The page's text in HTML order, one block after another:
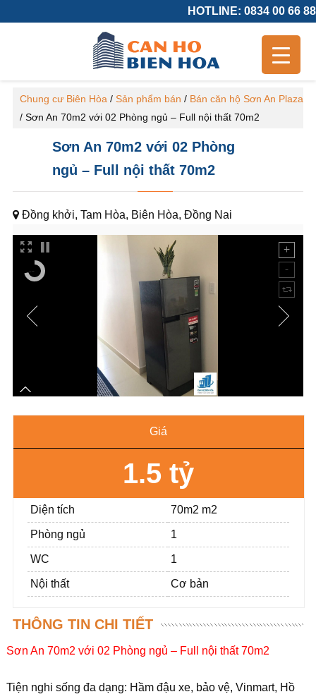
HOTLINE: 0834 00 66 88
Chung cư Biên Hòa / Sản phẩm bán / Bán căn hộ Sơn An Plaza
/ Sơn An 70m2 với 02 Phòng ngủ – Full nội thất 70m2
Sơn An 70m2 với 02 Phòng
ngủ – Full nội thất 70m2
Đồng khởi, Tam Hòa, Biên Hòa, Đồng Nai
Giá
1.5 tỷ
Diện tích 70m2 m2
Phòng ngủ 1
WC 1
Nội thất Cơ bản
THÔNG TIN CHI TIẾT
Sơn An 70m2 với 02 Phòng ngủ – Full nội thất 70m2
Tiện nghi sống đa dạng: Hầm đậu xe, bảo vệ, Vinmart, Hồ